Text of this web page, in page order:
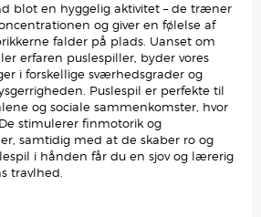
blot en hyggelig aktivitet – de træner
og giver en følelse af
falder på plads. Uanset om
erfaren puslespiller, byder vores
i forskellige sværhedsgrader og
Puslespil er perfekte til
og sociale sammenkomster, hvor
stimulerer finmotorik og
samtidig med at de skaber ro og
i hånden får du en sjov og lærerig
travlhed.